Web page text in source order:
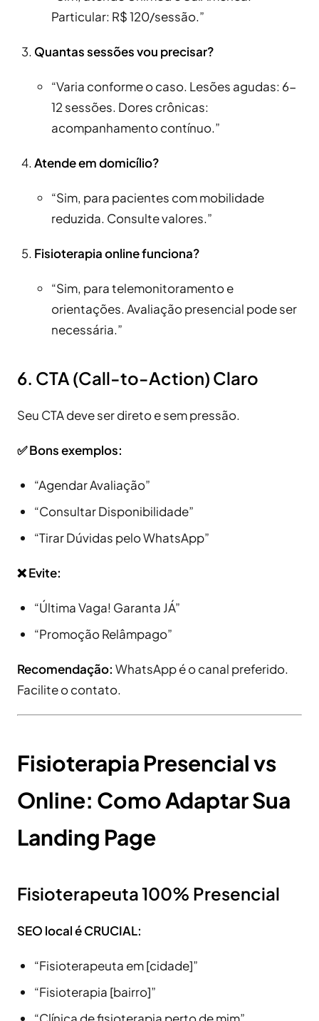
Particular: R$ 120/sessão.”
Quantas sessões vou precisar?
“Varia conforme o caso. Lesões agudas: 6-
12 sessões. Dores crônicas:
acompanhamento contínuo.”
Atende em domicílio?
“Sim, para pacientes com mobilidade
reduzida. Consulte valores.”
Fisioterapia online funciona?
“Sim, para telemonitoramento e
orientações. Avaliação presencial pode ser
necessária.”
6. CTA (Call-to-Action) Claro
Seu CTA deve ser direto e sem pressão.
✅ Bons exemplos:
“Agendar Avaliação”
“Consultar Disponibilidade”
“Tirar Dúvidas pelo WhatsApp”
❌ Evite:
“Última Vaga! Garanta JÁ”
“Promoção Relâmpago”
Recomendação: WhatsApp é o canal preferido.
Facilite o contato.
Fisioterapia Presencial vs
Online: Como Adaptar Sua
Landing Page
Fisioterapeuta 100% Presencial
SEO local é CRUCIAL:
“Fisioterapeuta em [cidade]”
“Fisioterapia [bairro]”